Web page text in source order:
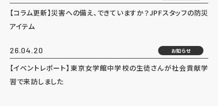
【コラム更新】災害への備え、できていますか？JPFスタッフの防災
アイテム
26.04.20 お知らせ
【イベントレポート】東京女学館中学校の生徒さんが社会貢献学
習で来訪しました